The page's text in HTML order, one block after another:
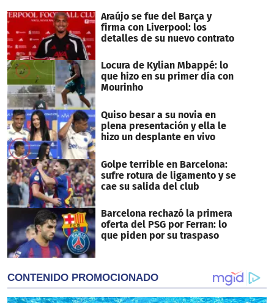
Araújo se fue del Barça y
firma con Liverpool: los
detalles de su nuevo contrato
Locura de Kylian Mbappé: lo
que hizo en su primer día con
Mourinho
Quiso besar a su novia en
plena presentación y ella le
hizo un desplante en vivo
Golpe terrible en Barcelona:
sufre rotura de ligamento y se
cae su salida del club
Barcelona rechazó la primera
oferta del PSG por Ferran: lo
que piden por su traspaso